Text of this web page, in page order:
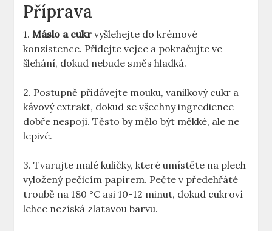
Příprava
1.Máslo a cukr vyšlehejte do krémové
konzistence. Přidejte vejce a pokračujte ve
šlehání, dokud nebude směs hladká.
2. Postupně přidávejte mouku, vanilkový cukr a
kávový extrakt, dokud se všechny ingredience
dobře nespojí. Těsto by mělo být měkké, ale ne
lepivé.
3. Tvarujte malé kuličky, které umístěte na plech
vyložený pečicím papírem. Pečte v předehřáté
troubě na 180 °C asi 10-12 minut, dokud cukroví
lehce nezíská zlatavou barvu.